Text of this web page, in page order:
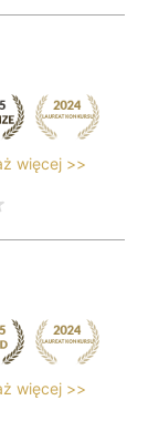
więcej >>
więcej >>